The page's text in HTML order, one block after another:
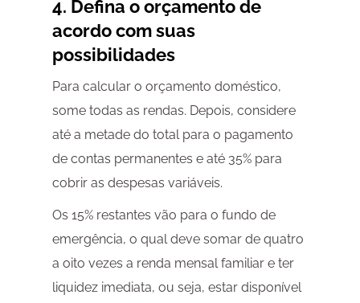
4. Defina o orçamento de
acordo com suas
possibilidades
Para calcular o orçamento doméstico,
some todas as rendas. Depois, considere
até a metade do total para o pagamento
de contas permanentes e até 35% para
cobrir as despesas variáveis.
Os 15% restantes vão para o fundo de
emergência, o qual deve somar de quatro
a oito vezes a renda mensal familiar e ter
liquidez imediata, ou seja, estar disponível